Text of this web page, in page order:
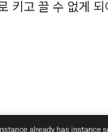
키고 끌 수 없게